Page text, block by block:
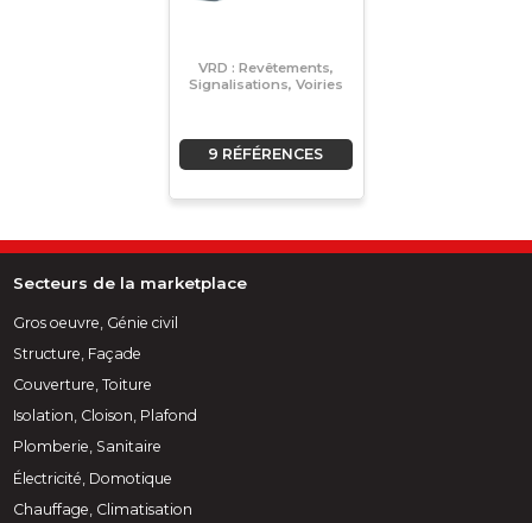
VRD : Revêtements,
Signalisations, Voiries
9 RÉFÉRENCES
Secteurs de la marketplace
Gros oeuvre, Génie civil
Structure, Façade
Couverture, Toiture
Isolation, Cloison, Plafond
Plomberie, Sanitaire
Électricité, Domotique
Chauffage, Climatisation